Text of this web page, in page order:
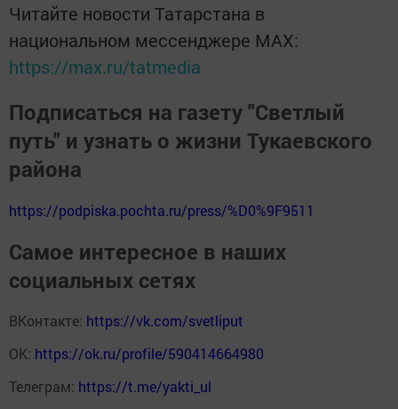
Читайте новости Татарстана в
национальном мессенджере MАХ:
https://max.ru/tatmedia
Подписаться на газету "Светлый
путь" и узнать о жизни Тукаевского
района
https://podpiska.pochta.ru/press/%D0%9F9511
Самое интересное в наших
социальных сетях
ВКонтакте: https://vk.com/svetliput
ОК: https://ok.ru/profile/590414664980
Телеграм: https://t.me/yakti_ul